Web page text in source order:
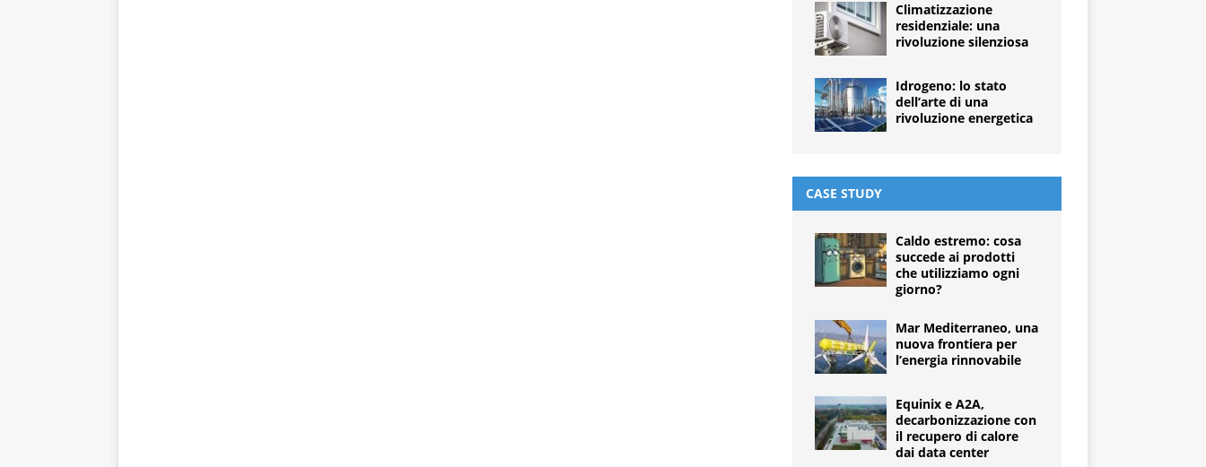
Climatizzazione
residenziale: una
rivoluzione silenziosa
Idrogeno: lo stato
dell’arte di una
rivoluzione energetica
CASE STUDY
Caldo estremo: cosa
succede ai prodotti
che utilizziamo ogni
giorno?
Mar Mediterraneo, una
nuova frontiera per
l’energia rinnovabile
Equinix e A2A,
decarbonizzazione con
il recupero di calore
dai data center